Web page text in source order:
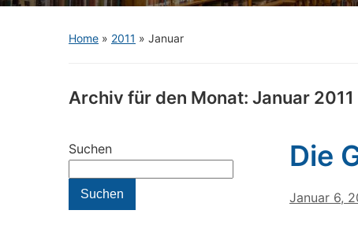
Home » 2011 » Januar
Archiv für den Monat: Januar 2011
Suchen
Suchen
Die
Januar 6,